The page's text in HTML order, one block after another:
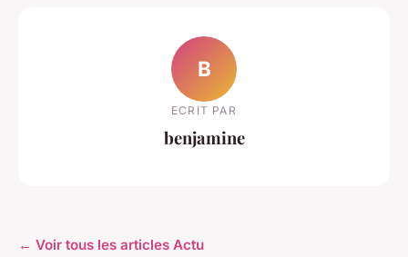
B
ECRIT PAR
benjamine
← Voir tous les articles Actu